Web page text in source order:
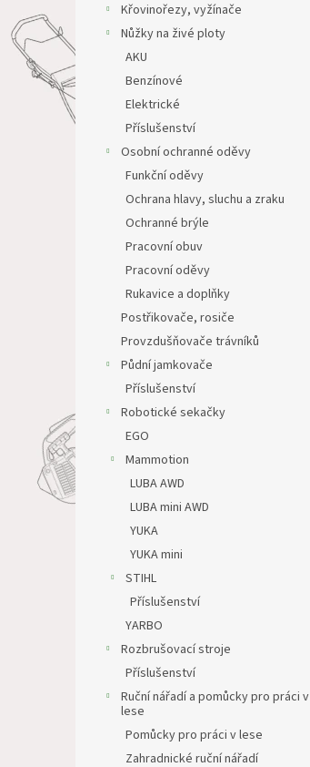
Křovinořezy, vyžínače
Nůžky na živé ploty
AKU
Benzínové
Elektrické
Příslušenství
Osobní ochranné oděvy
Funkční oděvy
Ochrana hlavy, sluchu a zraku
Ochranné brýle
Pracovní obuv
Pracovní oděvy
Rukavice a doplňky
Postřikovače, rosiče
Provzdušňovače trávníků
Půdní jamkovače
Příslušenství
Robotické sekačky
EGO
Mammotion
LUBA AWD
LUBA mini AWD
YUKA
YUKA mini
STIHL
Příslušenství
YARBO
Rozbrušovací stroje
Příslušenství
Ruční nářadí a pomůcky pro práci v
lese
Pomůcky pro práci v lese
Zahradnické ruční nářadí